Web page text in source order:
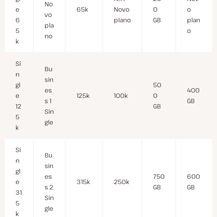
e
6
5
k
No
vo
pla
no
65k
Novo
plano
0
GB
o
plan
o
Si
n
gl
e
12
5
k
Bu
sin
es
s 1
Sin
gle
125k 100k
50
0
GB
400
GB
Si
n
gl
e
31
5
k
Bu
sin
es
s 2
Sin
gle
315k 250k
750
GB
600
GB